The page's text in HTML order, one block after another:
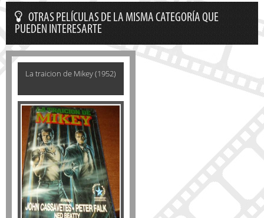
OTRAS PELÍCULAS DE LA MISMA CATEGORÍA QUE
PUEDEN INTERESARTE
La traicion de Mikey (1952)